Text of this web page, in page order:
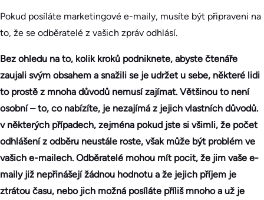
Pokud posíláte marketingové e-maily, musíte být připraveni na
to, že se odběratelé z vašich zpráv odhlásí.
Bez ohledu na to, kolik kroků podniknete, abyste čtenáře
zaujali svým obsahem a snažili se je udržet u sebe, některé lidi
to prostě z mnoha důvodů nemusí zajímat. Většinou to není
osobní – to, co nabízíte, je nezajímá z jejich vlastních důvodů.
v některých případech, zejména pokud jste si všimli, že počet
odhlášení z odběru neustále roste, však může být problém ve
vašich e-mailech. Odběratelé mohou mít pocit, že jim vaše e-
maily již nepřinášejí žádnou hodnotu a že jejich příjem je
ztrátou času, nebo jich možná posíláte příliš mnoho a už je